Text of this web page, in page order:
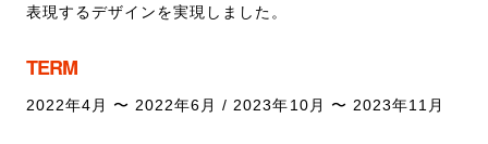
表現するデザインを実現しました。
TERM
2022年4月 〜 2022年6月 / 2023年10月 〜 2023年11月